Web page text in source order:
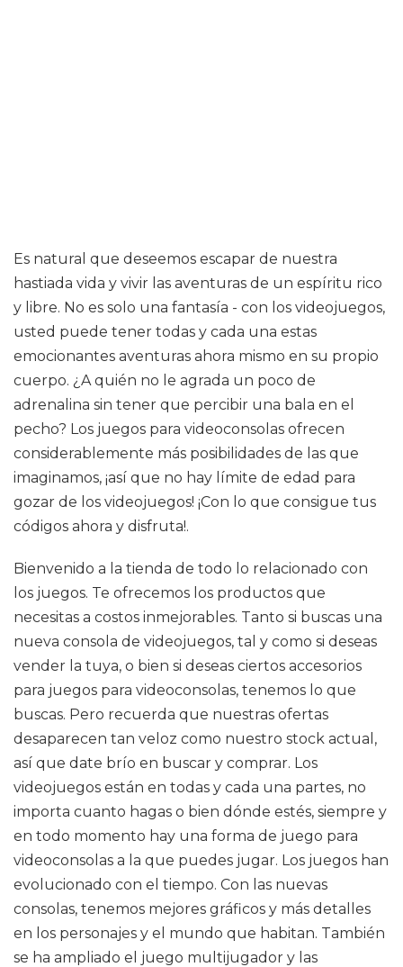
Es natural que deseemos escapar de nuestra
hastiada vida y vivir las aventuras de un espíritu rico
y libre. No es solo una fantasía - con los videojuegos,
usted puede tener todas y cada una estas
emocionantes aventuras ahora mismo en su propio
cuerpo. ¿A quién no le agrada un poco de
adrenalina sin tener que percibir una bala en el
pecho? Los juegos para videoconsolas ofrecen
considerablemente más posibilidades de las que
imaginamos, ¡así que no hay límite de edad para
gozar de los videojuegos! ¡Con lo que consigue tus
códigos ahora y disfruta!.
Bienvenido a la tienda de todo lo relacionado con
los juegos. Te ofrecemos los productos que
necesitas a costos inmejorables. Tanto si buscas una
nueva consola de videojuegos, tal y como si deseas
vender la tuya, o bien si deseas ciertos accesorios
para juegos para videoconsolas, tenemos lo que
buscas. Pero recuerda que nuestras ofertas
desaparecen tan veloz como nuestro stock actual,
así que date brío en buscar y comprar. Los
videojuegos están en todas y cada una partes, no
importa cuanto hagas o bien dónde estés, siempre y
en todo momento hay una forma de juego para
videoconsolas a la que puedes jugar. Los juegos han
evolucionado con el tiempo. Con las nuevas
consolas, tenemos mejores gráficos y más detalles
en los personajes y el mundo que habitan. También
se ha ampliado el juego multijugador y las